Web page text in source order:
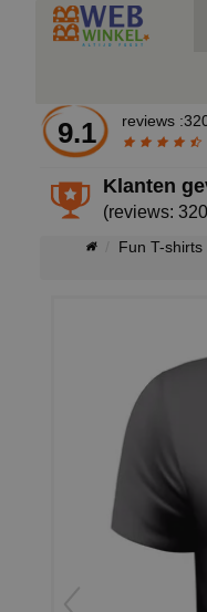
9.1 reviews
Klanten
(reviews:
Fun T-shirts